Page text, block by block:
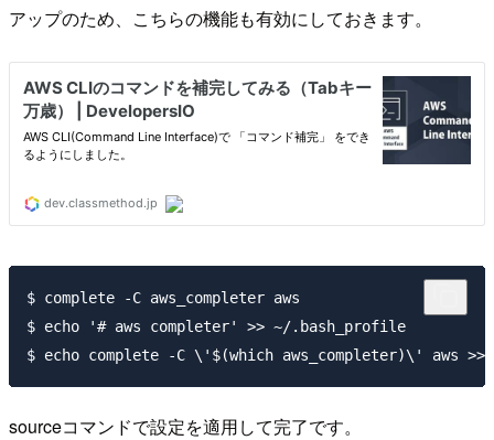
アップのため、こちらの機能も有効にしておきます。
$ complete -C aws_completer aws
$ echo '# aws completer' >> ~/.bash_profile
sourceコマンドで設定を適用して完了です。